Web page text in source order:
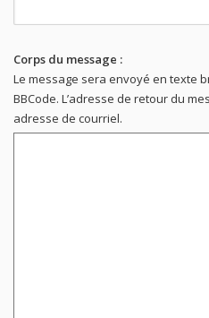
Corps du message :
Le message sera envoyé en texte
BBCode. L’adresse de retour du
adresse de courriel.